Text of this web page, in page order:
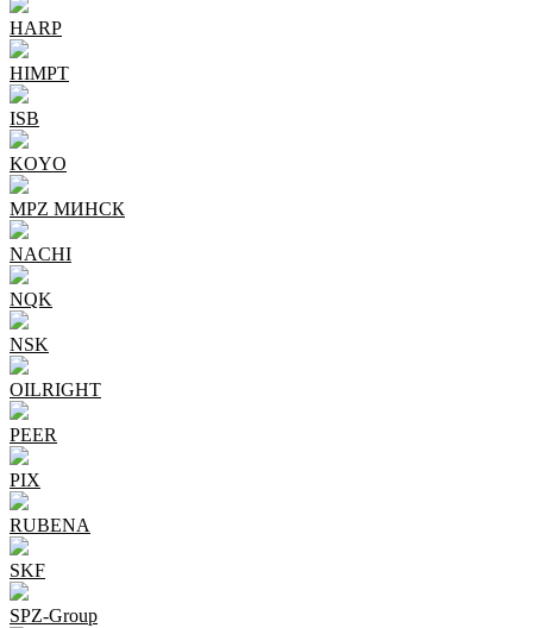
HARP
HIMPT
ISB
KOYO
MPZ МИНСК
NACHI
NQK
NSK
OILRIGHT
PEER
PIX
RUBENA
SKF
SPZ-Group